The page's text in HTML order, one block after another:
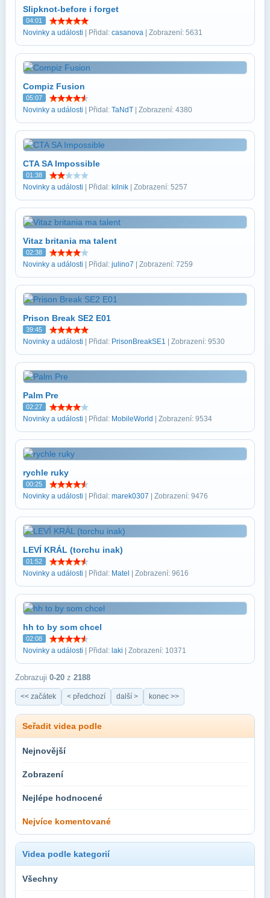
Slipknot-before i forget
04:01
Novinky a události | Přidal: casanova | Zobrazení: 5631
Compiz Fusion
05:07
Novinky a události | Přidal: TaNdT | Zobrazení: 4380
CTA SA Impossible
01:38
Novinky a události | Přidal: kilnik | Zobrazení: 5257
Vitaz britania ma talent
02:38
Novinky a události | Přidal: julino7 | Zobrazení: 7259
Prison Break SE2 E01
39:45
Novinky a události | Přidal: PrisonBreakSE1 | Zobrazení: 9530
Palm Pre
02:27
Novinky a události | Přidal: MobileWorld | Zobrazení: 9534
rychle ruky
00:25
Novinky a události | Přidal: marek0307 | Zobrazení: 9476
LEVÍ KRÁL (torchu inak)
01:52
Novinky a události | Přidal: Matel | Zobrazení: 9616
hh to by som chcel
02:08
Novinky a události | Přidal: laki | Zobrazení: 10371
Zobrazuji 0-20 z 2188
<< začátek < předchozí další > konec >>
Seřadit videa podle
Nejnovější
Zobrazení
Nejlépe hodnocené
Nejvíce komentované
Videa podle kategorií
Všechny